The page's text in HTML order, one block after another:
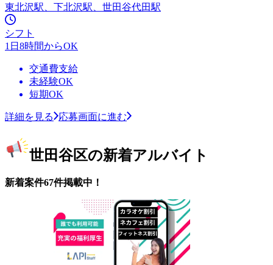
東北沢駅、下北沢駅、世田谷代田駅
シフト
1日8時間からOK
交通費支給
未経験OK
短期OK
詳細を見る 応募画面に進む
世田谷区の新着アルバイト
新着案件67件掲載中！